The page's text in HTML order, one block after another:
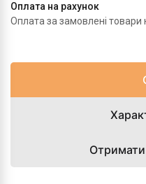
Оплата на рахунок
Оплата за замовлені товари
Отримати